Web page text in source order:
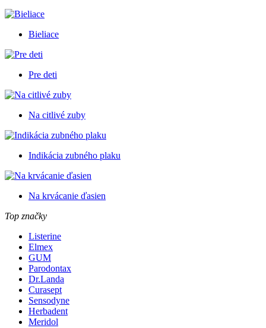
Bieliace
Pre deti
Na citlivé zuby
Indikácia zubného plaku
Na krvácanie ďasien
Top značky
Listerine
Elmex
GUM
Parodontax
Dr.Landa
Curasept
Sensodyne
Herbadent
Meridol